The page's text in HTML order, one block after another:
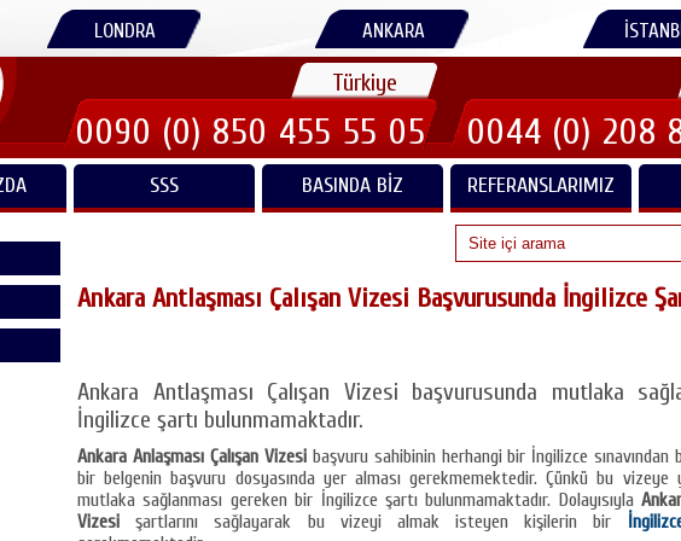
LONDRA ANKARA
Türkiye
0090 (0) 850 455 55 05 0044 (0) 208
SSS BASINDA BIZ REFERANSLARIMIZ
Ankara Antlaşması Çalışan Vizesi Başvurusunda İngilizce
Ankara Antlaşması Çalışan Vizesi başvurusunda mutlaka
İngilizce şartı bulunmamaktadır.
Ankara Anlaşması Çalışan Vizesi başvuru sahibinin herhangi bir İngilizce sınavından
bir belgenin başvuru dosyasında yer alması gerekmemektedir. Çünkü bu vizeye
mutlaka sağlanması gereken bir İngilizce şartı bulunmamaktadır. Dolayısıyla
Vizesişartlarını sağlayarak bu vizeyi almak isteyen kişilerin bir